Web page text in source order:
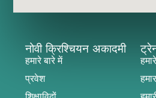
नोवी क्रिश्चियन अकादमी
हमारे बारे में
प्रवेश